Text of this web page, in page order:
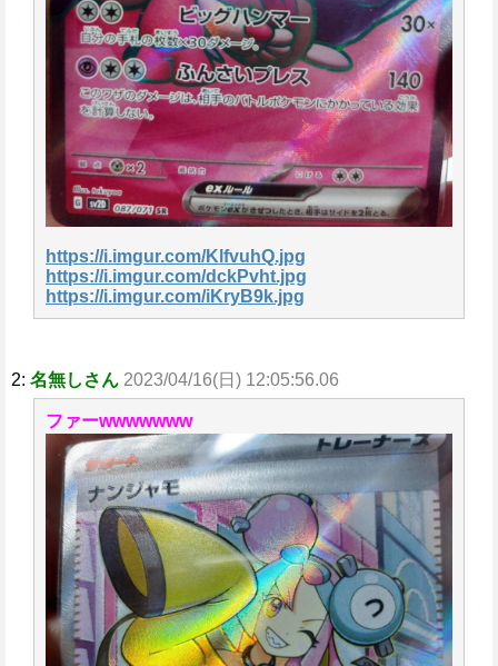
https://i.imgur.com/KlfvuhQ.jpg
https://i.imgur.com/dckPvht.jpg
https://i.imgur.com/iKryB9k.jpg
2: 名無しさん 2023/04/16(日) 12:05:56.06
ファーwwwwwww